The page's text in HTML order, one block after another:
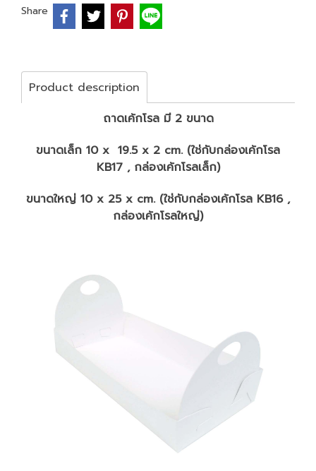
Share
Product description
ถาดเค้กโรล มี 2 ขนาด
ขนาดเล็ก 10 x 19.5 x 2 cm. (ใช่กับกล่องเค้กโรล
KB17 , กล่องเค้กโรลเล็ก)
ขนาดใหญ่ 10 x 25 x cm. (ใช่กับกล่องเค้กโรล KB16 ,
กล่องเค้กโรลใหญ่)